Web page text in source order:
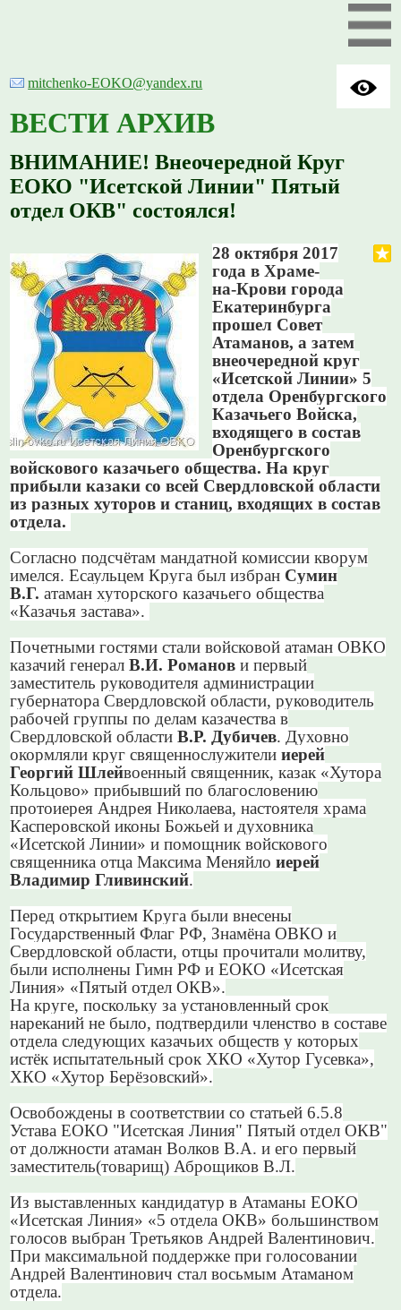
mitchenko-EOKO@yandex.ru
ВЕСТИ АРХИВ
ВНИМАНИЕ! Внеочередной Круг
ЕОКО "Исетской Линии" Пятый
отдел ОКВ" состоялся!
28 октября 2017
года в Храме-
на-Крови города
Екатеринбурга
прошел Совет
Атаманов, а затем
внеочередной круг
«Исетской Линии» 5
отдела Оренбургского
Казачьего Войска,
входящего в состав
Оренбургского
войскового казачьего общества. На круг
прибыли казаки со всей Свердловской области
из разных хуторов и станиц, входящих в состав
отдела.
Согласно подсчётам мандатной комиссии кворум
имелся. Есаульцем Круга был избран Сумин
В.Г. атаман хуторского казачьего общества
«Казачья застава».
Почетными гостями стали войсковой атаман ОВКО
казачий генералВ.И. Романов и первый
заместитель руководителя администрации
губернатора Свердловской области, руководитель
рабочей группы по делам казачества в
Свердловской областиВ.Р. Дубичев. Духовно
окормляли круг священнослужителииерей
Георгий Шлейвоенный священник, казак «Хутора
Кольцово» прибывший по благословению
протоиерея Андрея Николаева, настоятеля храма
Касперовской иконы Божьей и духовника
«Исетской Линии» и помощник войскового
священника отца Максима Меняйлоиерей
Владимир Гливинский.
Перед открытием Круга были внесены
Государственный Флаг РФ, Знамёна ОВКО и
Свердловской области, отцы прочитали молитву,
были исполнены Гимн РФ и ЕОКО «Исетская
Линия» «Пятый отдел ОКВ».
На круге, поскольку за установленный срок
нареканий не было, подтвердили членство в составе
отдела следующих казачьих обществ у которых
истёк испытательный срок ХКО «Хутор Гусевка»,
ХКО «Хутор Берёзовский».
Освобождены в соответствии со статьей 6.5.8
Устава ЕОКО "Исетская Линия" Пятый отдел ОКВ"
от должности атаман Волков В.А. и его первый
заместитель(товарищ) Аброщиков В.Л.
Из выставленных кандидатур в Атаманы ЕОКО
«Исетская Линия» «5 отдела ОКВ» большинством
голосов выбран Третьяков Андрей Валентинович.
При максимальной поддержке при голосовании
Андрей Валентинович стал восьмым Атаманом
отдела.